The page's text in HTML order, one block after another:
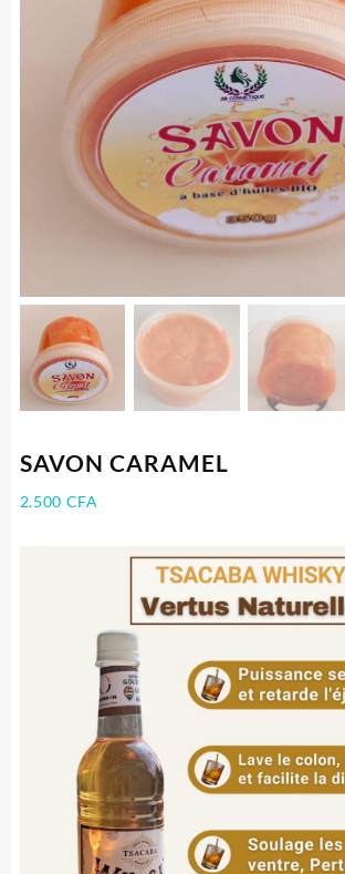
SAVON CARAMEL
2.500 CFA